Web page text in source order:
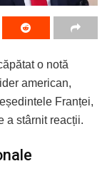
o notă
american,
Franței,
a stârnit reacții.